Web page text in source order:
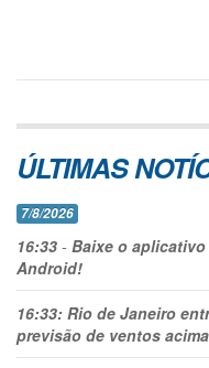
ÚLTIMAS
7/8/2026
16:33 - Baixe o
Android!
16:33: Rio de Janeiro
previsão de ventos